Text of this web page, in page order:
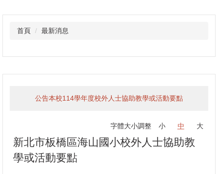
首頁 最新消息
公告本校114學年度校外人士協助教學或活動要點
字體大小調整 小 中 大
新北市板橋區海山國小校外人士協助教
學或活動要點